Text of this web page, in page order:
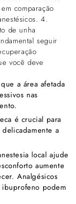
comparação
4.
de unha
seguir
você deve
a área afetada
nas
é crucial para
a
local ajude
aumente
Analgésicos
podem